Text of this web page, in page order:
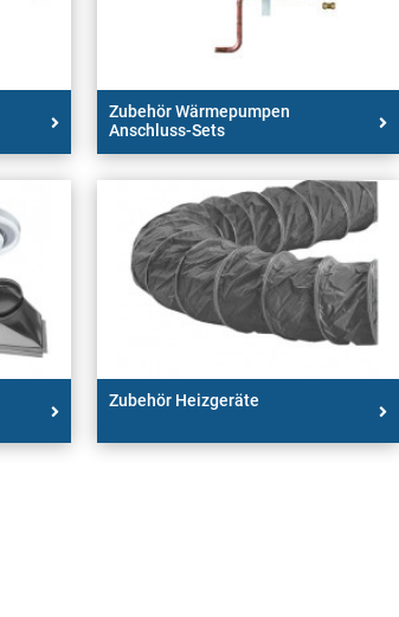
Zubehör Wärmepumpen
Anschluss-Sets
Zubehör Heizgeräte